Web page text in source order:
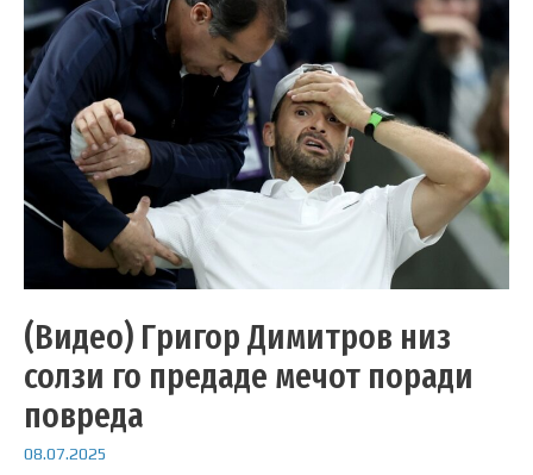
(Видео) Григор Димитров низ
солзи го предаде мечот поради
повреда
08.07.2025